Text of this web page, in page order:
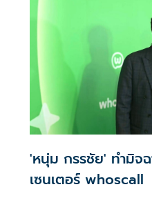
'หนุ่ม กรรชัย' ทำมิจ
เซนเตอร์ whoscall